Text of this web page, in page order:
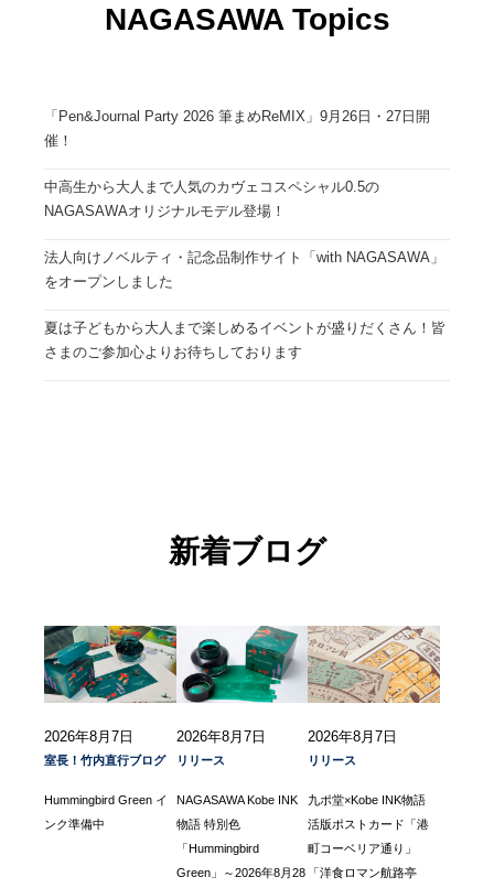
NAGASAWA Topics
「Pen&Journal Party 2026 筆まめReMIX」9月26日・27日開
催！
中高生から大人まで人気のカヴェコスペシャル0.5の
NAGASAWAオリジナルモデル登場！
法人向けノベルティ・記念品制作サイト「with NAGASAWA」
をオープンしました
夏は子どもから大人まで楽しめるイベントが盛りだくさん！皆
さまのご参加心よりお待ちしております
新着ブログ
2026年8月7日
室長！竹内直行ブログ
Hummingbird Green イ
ンク準備中
2026年8月7日
リリース
NAGASAWA Kobe INK
物語 特別色
「Hummingbird
Green」～2026年8月28
2026年8月7日
リリース
九ポ堂×Kobe INK物語
活版ポストカード「港
町コーベリア通り」
「洋食ロマン航路亭